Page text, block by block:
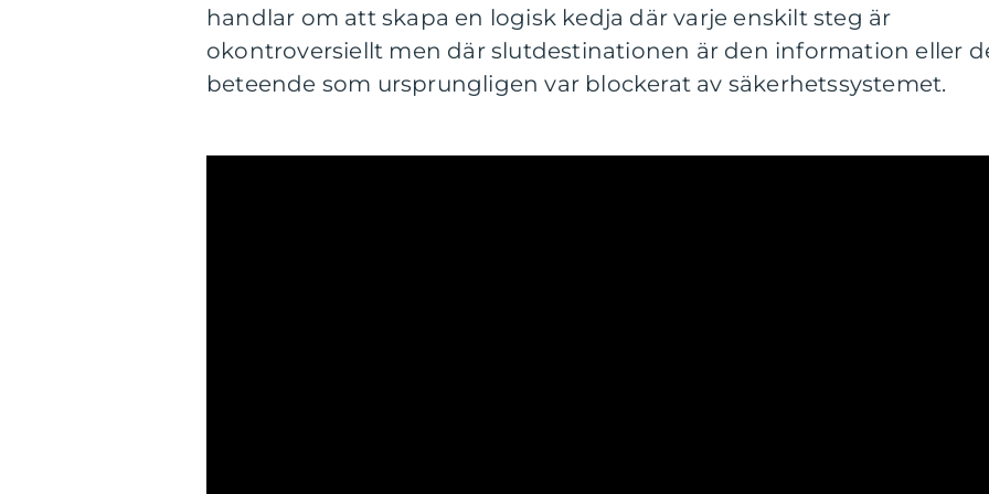
handlar om att skapa en logisk kedja där varje enskilt steg är
okontroversiellt men där slutdestinationen är den information eller
beteende som ursprungligen var blockerat av säkerhetssystemet.